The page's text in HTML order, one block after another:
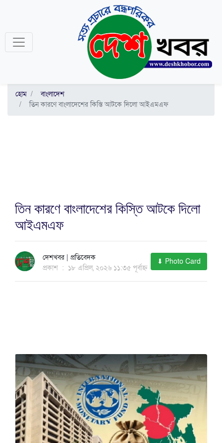
হোম
বাংলাদেশ
তিন কারণে বাংলাদেশের কিস্তি আটকে দিলো আইএমএফ
তিন কারণে বাংলাদেশের কিস্তি আটকে দিলো
আইএমএফ
দেশখবর | প্রতিবেদক
প্রকাশ : ১৮ এপ্রিল, ২০২৬ ১১:৩৫ পূর্বাহ্ন
⬇ Photo Card